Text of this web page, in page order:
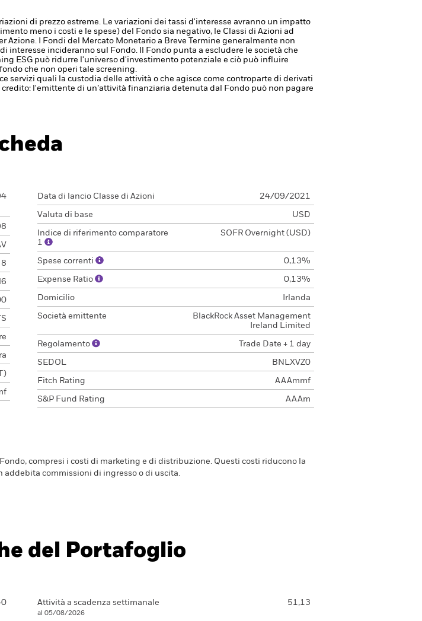
di prezzo estreme. Le variazioni dei tassi d'interesse avranno un impatto
meno i costi e le spese) del Fondo sia negativo, le Classi di Azioni ad
Azione.
I Fondi del Mercato Monetario a Breve Termine generalmente non
interesse incideranno sul Fondo.
Il Fondo punta a escludere le società che
ESG può ridurre l'universo d'investimento potenziale e ciò può influire
che non operi tale screening.
servizi quali la custodia delle attività o che agisce come controparte di derivati
credito: l'emittente di un’attività finanziaria detenuta dal Fondo può non pagare
Data di lancio Classe di Azioni 24/09/2021
Valuta di base USD
Indice di riferimento comparatore
1
SOFR Overnight (USD)
Spese correnti 0,13%
Expense Ratio 0,13%
Domicilio Irlanda
Società emittente
BlackRock Asset Management
Ireland Limited
Regolamento Trade Date + 1 day
SEDOL BNLXVZ0
Fitch Rating AAAmmf
S&P Fund Rating
AAAm
compresi i costi di marketing e di distribuzione. Questi costi riducono la
commissioni di ingresso o di uscita.
del Portafoglio
Attività a scadenza settimanale
al 05/08/2026
51,13